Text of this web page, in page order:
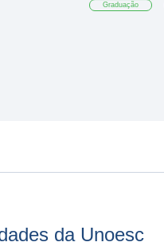
Graduação
da Unoesc